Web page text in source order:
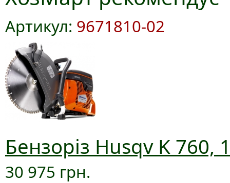
Артикул: 9671810-02
Бензоріз Husqv K 760,
30 975 грн.